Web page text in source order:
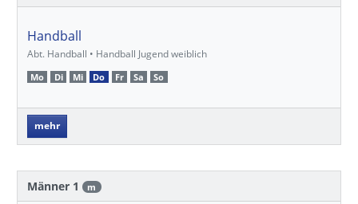
Handball
Abt. Handball • Handball Jugend weiblich
Mo Di Mi Do Fr Sa So
mehr
Männer 1 m